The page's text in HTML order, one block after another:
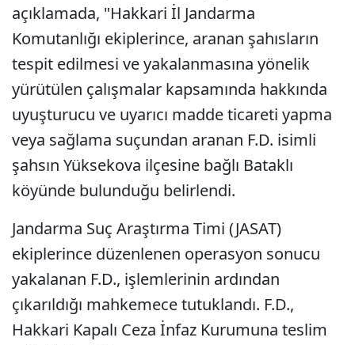
açıklamada, "Hakkari İl Jandarma
Komutanlığı ekiplerince, aranan şahısların
tespit edilmesi ve yakalanmasına yönelik
yürütülen çalışmalar kapsamında hakkında
uyuşturucu ve uyarıcı madde ticareti yapma
veya sağlama suçundan aranan F.D. isimli
şahsın Yüksekova ilçesine bağlı Bataklı
köyünde bulunduğu belirlendi.
Jandarma Suç Araştırma Timi (JASAT)
ekiplerince düzenlenen operasyon sonucu
yakalanan F.D., işlemlerinin ardından
çıkarıldığı mahkemece tutuklandı. F.D.,
Hakkari Kapalı Ceza İnfaz Kurumuna teslim